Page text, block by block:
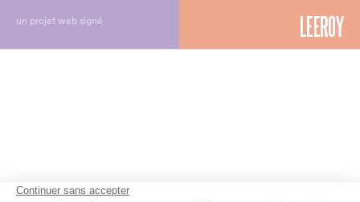
un projet web signé